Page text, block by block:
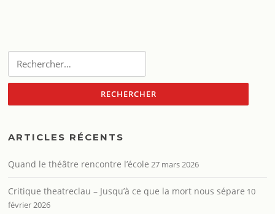
ARTICLES RÉCENTS
Quand le théâtre rencontre l’école 27 mars 2026
Critique theatreclau – Jusqu’à ce que la mort nous sépare 10
février 2026